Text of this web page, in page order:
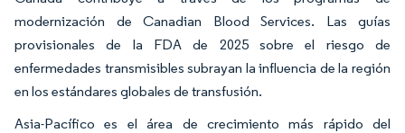
modernización de Canadian Blood Services. Las guías
provisionales de la FDA de 2025 sobre el riesgo de
enfermedades transmisibles subrayan la influencia de la región
en los estándares globales de transfusión.
Asia-Pacífico es el área de crecimiento más rápido del